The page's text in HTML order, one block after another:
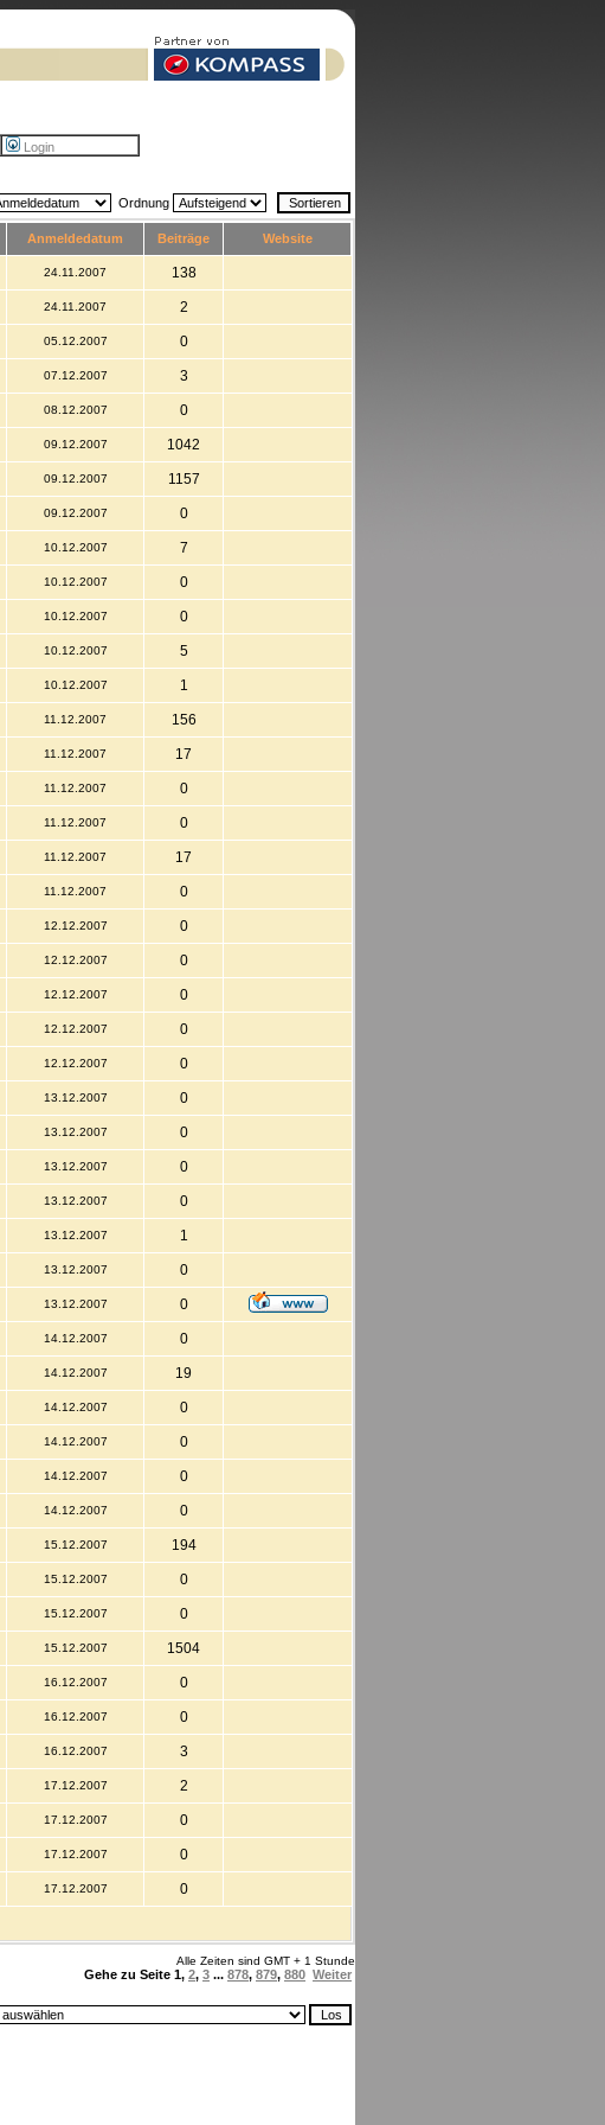
Login
Ordnung
Anmeldedatum Beiträge Website
24.11.2007 138
24.11.2007 2
05.12.2007 0
07.12.2007 3
08.12.2007 0
09.12.2007 1042
09.12.2007 1157
09.12.2007 0
10.12.2007 7
10.12.2007 0
10.12.2007 0
10.12.2007 5
10.12.2007 1
11.12.2007 156
11.12.2007 17
11.12.2007 0
11.12.2007 0
11.12.2007 17
11.12.2007 0
12.12.2007 0
12.12.2007 0
12.12.2007 0
12.12.2007 0
12.12.2007 0
13.12.2007 0
13.12.2007 0
13.12.2007 0
13.12.2007 0
13.12.2007 1
13.12.2007 0
13.12.2007 0
14.12.2007 0
14.12.2007 19
14.12.2007 0
14.12.2007 0
14.12.2007 0
14.12.2007 0
15.12.2007 194
15.12.2007 0
15.12.2007 0
15.12.2007 1504
16.12.2007 0
16.12.2007 0
16.12.2007 3
17.12.2007 2
17.12.2007 0
17.12.2007 0
17.12.2007 0
Alle Zeiten sind GMT + 1 Stunde
Gehe zu Seite 1, 2, 3 ... 878, 879, 880 Weiter